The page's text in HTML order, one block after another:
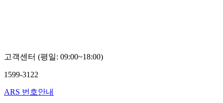
고객센터 (평일: 09:00~18:00)
1599-3122
ARS 번호안내